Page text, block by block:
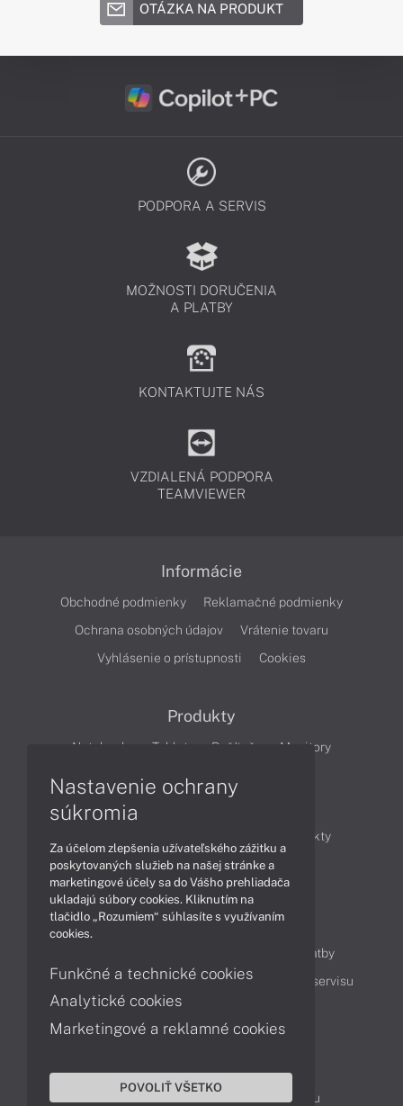
OTÁZKA NA PRODUKT
PODPORA A SERVIS
MOŽNOSTI DORUČENIA
A PLATBY
KONTAKTUJTE NÁS
VZDIALENÁ PODPORA
TEAMVIEWER
Informácie
Obchodné podmienky
Reklamačné podmienky
Ochrana osobných údajov
Vrátenie tovaru
Vyhlásenie o prístupnosti
Cookies
Produkty
Notebooky Tablety Počítače Monitory
Produkty
Technológie
Videá
Obsah
Možnosti doručenia a platby
Podpora a servis
Servisné služby Cenník servisu
Kontakty
043 4224 771
Obchodné oddelenie
Reklamácia tovaru
Nastavenie ochrany
súkromia
Za účelom zlepšenia užívateľského zážitku a
poskytovaných služieb na našej stránke a
marketingové účely sa do Vášho prehliadača
ukladajú súbory cookies. Kliknutím na
tlačidlo „Rozumiem“ súhlasíte s využívaním
cookies.
Funkčné a technické cookies
Analytické cookies
Marketingové a reklamné cookies
POVOLIŤ VŠETKO